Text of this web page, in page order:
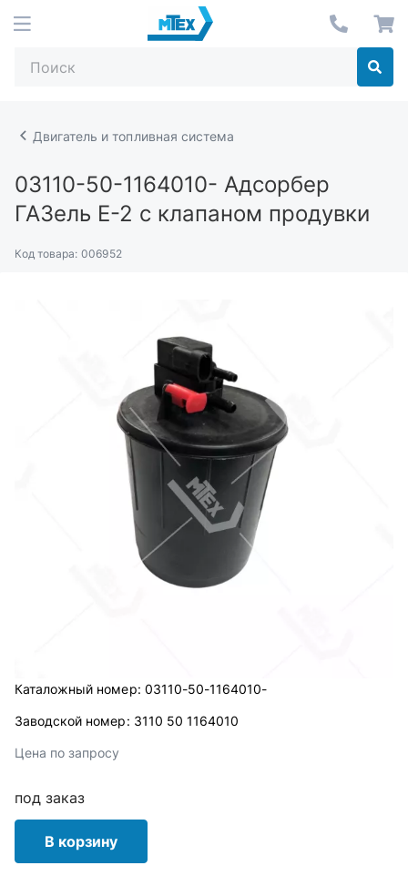
Двигатель и топливная система
03110-50-1164010- Адсорбер
ГАЗель Е-2 с клапаном продувки
Код товара: 006952
Каталожный номер: 03110-50-1164010-
Заводской номер: 3110 50 1164010
Цена по запросу
под заказ
В корзину